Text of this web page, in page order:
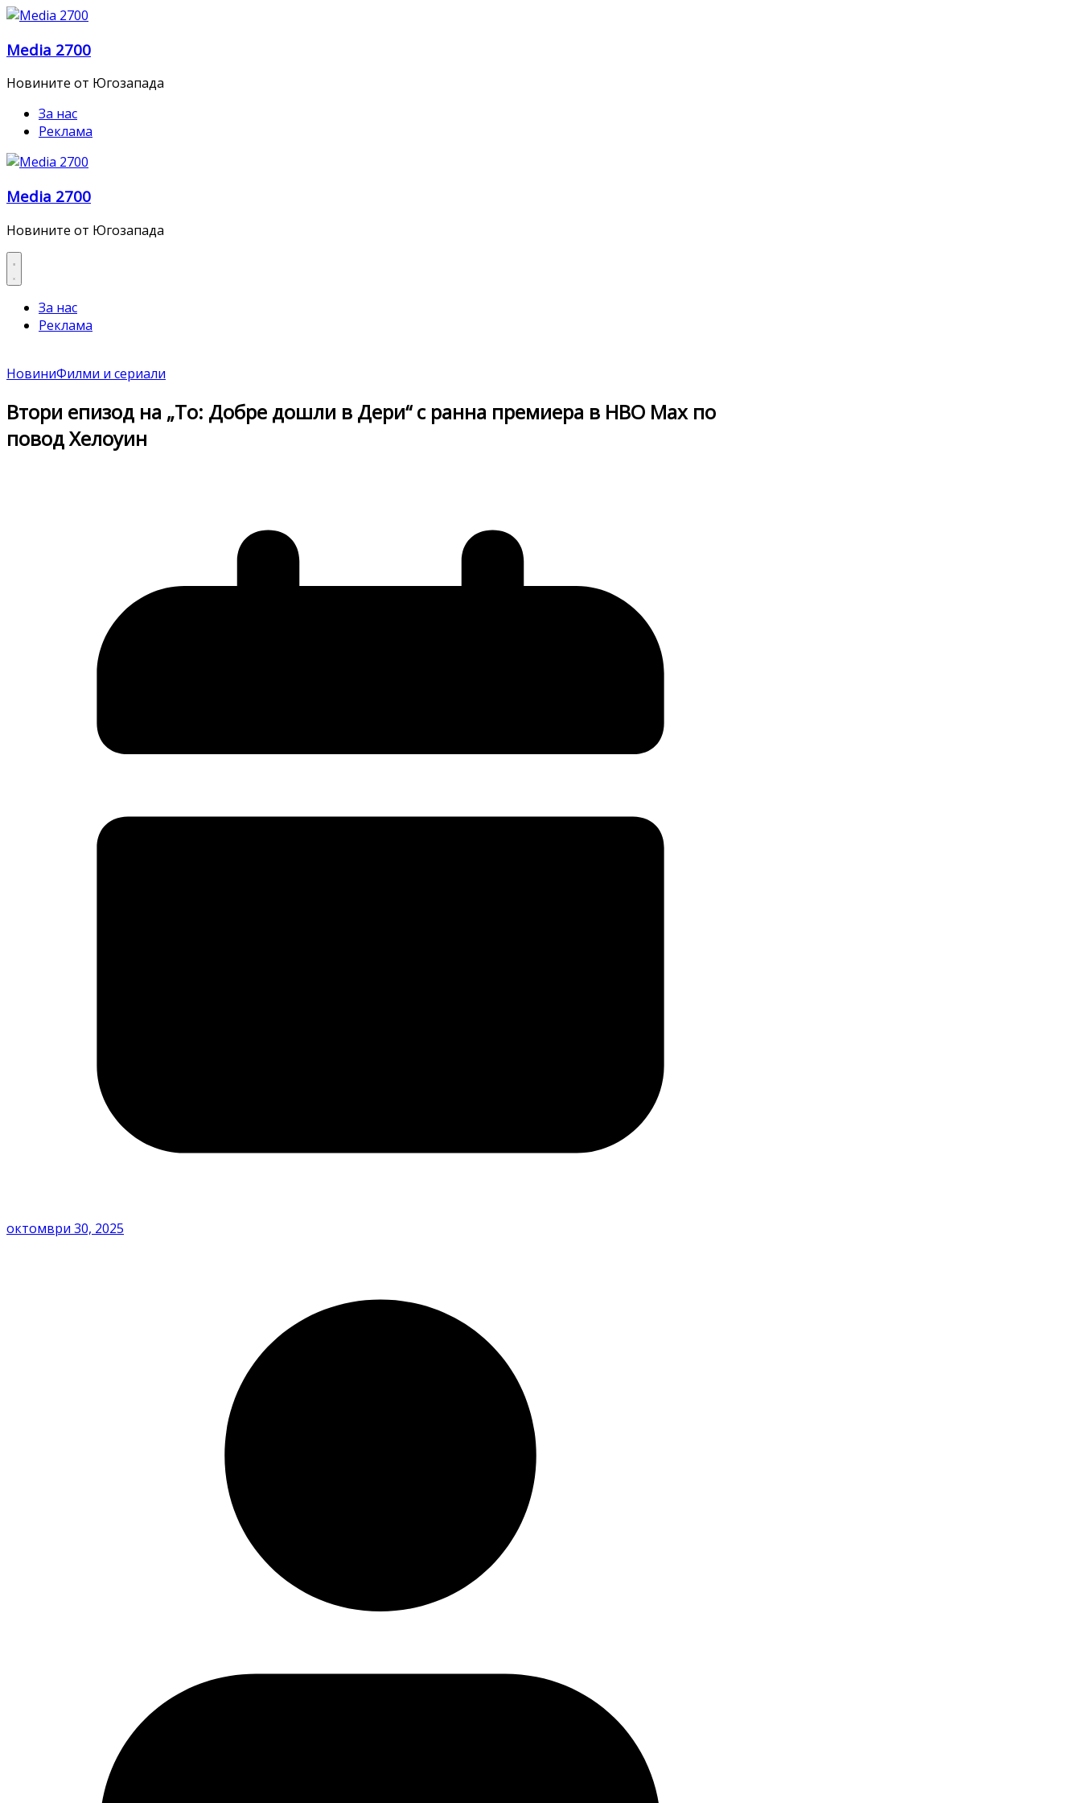
Skip
content
Media 2700
Новините от Югозапада
За нас
Реклама
Media 2700
Новините от Югозапада
За нас
Реклама
НовиниФилми и сериали
Втори епизод на „То: Добре дошли в Дери“ с ранна премиера в HBO Max по
повод Хелоуин
октомври 30, 2025